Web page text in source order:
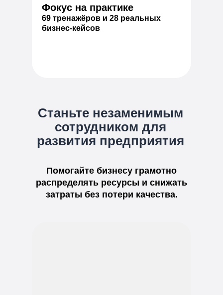
Фокус на практике
69 тренажёров и 28 реальных
бизнес-кейсов
Станьте незаменимым
сотрудником для
развития предприятия
Помогайте бизнесу грамотно
распределять ресурсы и снижать
затраты без потери качества.